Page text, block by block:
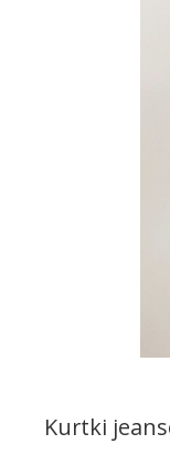
Kurtki